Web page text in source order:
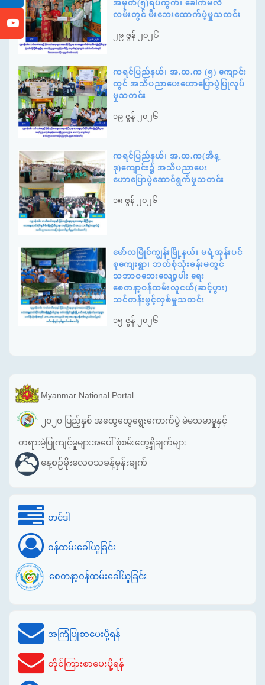
အမှတ်(၅)ရပ်ကွက်၊ ခေါက်မလိ
လမ်းတွင် မီးဘေးထောက်ပံ့မှုသတင်း
၂၉ ဇွန် ၂၀၂၆
ကရင်ပြည်နယ်၊ အ.ထ.က (၅) ကျောင်း
တွင် အသိပညာပေးဟောပြောပွဲပြုလုပ်
မှုသတင်း
၁၉ ဇွန် ၂၀၂၆
ကရင်ပြည်နယ်၊ အ.ထ.က(အိန္
ဒု)ကျောင်း၌ အသိပညာပေး
ဟောပြောပွဲဆောင်ရွက်မှုသတင်း
၁၈ ဇွန် ၂၀၂၆
မော်လမြိုင်ကျွန်းမြို့နယ်၊ မရဲ့အုန်းပင်
စုကျေးရွာ၊ ဘတ်စုံသုံးခန်းမတွင်
သဘာဝဘေးလျော့ပါး ရေး
စေတနာ့ဝန်ထမ်းလူငယ်(ဆင့်ပွား)
သင်တန်းဖွင့်လှစ်မှုသတင်း
၁၅ ဇွန် ၂၀၂၆
Myanmar National Portal
၂၀၂၀ ပြည့်နှစ် အထွေထွေရွေးကောက်ပွဲ မဲမသမာမှုနှင့်
တရားမဲ့ပြုကျင့်မှုများအပေါ် စုံစမ်းတွေ့ရှိချက်များ
နေ့စဉ်မိုးလေဝသခန့်မှန်းချက်
တင်ဒါ
ဝန်ထမ်းခေါ်ယူခြင်း
စေတနာ့ဝန်ထမ်းခေါ်ယူခြင်း
အကြံပြုစာပေးပို့ရန်
တိုင်ကြားစာပေးပို့ရန်